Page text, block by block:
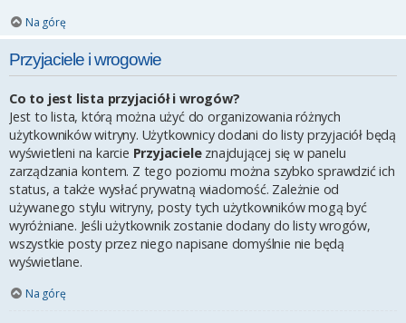
Na górę
Przyjaciele i wrogowie
Co to jest lista przyjaciół i wrogów?
Jest to lista, którą można użyć do organizowania różnych
użytkowników witryny. Użytkownicy dodani do listy przyjaciół będą
wyświetleni na karcie Przyjacieleznajdującej się w panelu
zarządzania kontem. Z tego poziomu można szybko sprawdzić ich
status, a także wysłać prywatną wiadomość. Zależnie od
używanego stylu witryny, posty tych użytkowników mogą być
wyróżniane. Jeśli użytkownik zostanie dodany do listy wrogów,
wszystkie posty przez niego napisane domyślnie nie będą
wyświetlane.
Na górę